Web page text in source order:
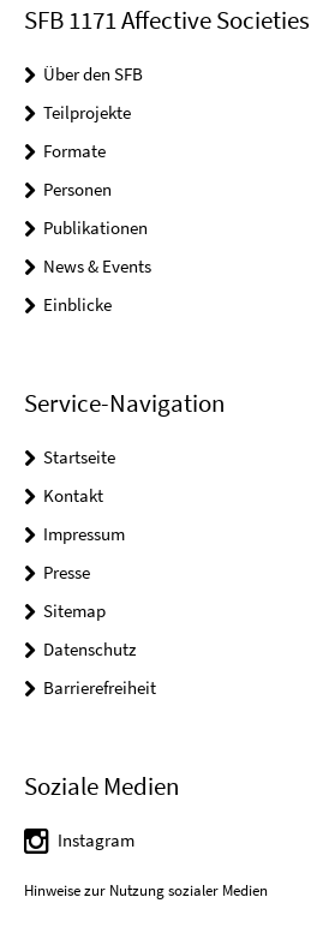
SFB 1171 Affective Societies
Über den SFB
Teilprojekte
Formate
Personen
Publikationen
News & Events
Einblicke
Service-Navigation
Startseite
Kontakt
Impressum
Presse
Sitemap
Datenschutz
Barrierefreiheit
Soziale Medien
Instagram
Hinweise zur Nutzung sozialer Medien